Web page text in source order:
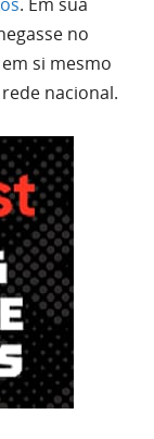
no
si mesmo
nacional.